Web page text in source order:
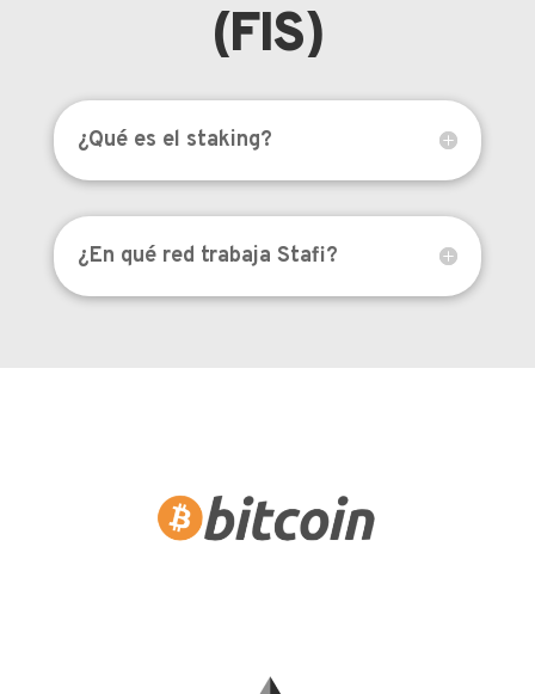
(FIS)
¿Qué es el staking?
¿En qué red trabaja Stafi?